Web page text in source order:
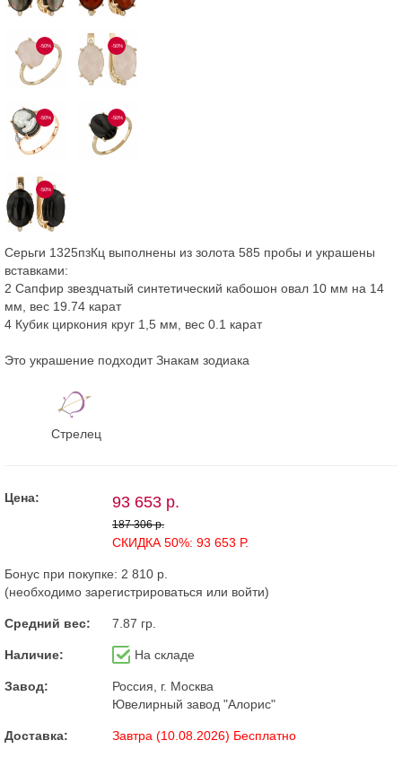
-50% -50%
-50% -50%
-50%
Серьги 1325пзКц выполнены из золота 585 пробы и украшены
вставками:
2 Сапфир звездчатый синтетический кабошон овал 10 мм на 14
мм, вес 19.74 карат
4 Кубик циркония круг 1,5 мм, вес 0.1 карат
Это украшение подходит Знакам зодиака
Стрелец
Цена: 93 653 р.
187 306 р.
СКИДКА 50%: 93 653 Р.
Бонус при покупке: 2 810 р.
(необходимо зарегистрироваться или войти)
Средний вес: 7.87 гр.
Наличие: На складе
Завод:
Россия, г. Москва
Ювелирный завод "Алорис"
Доставка: Завтра (10.08.2026) Бесплатно